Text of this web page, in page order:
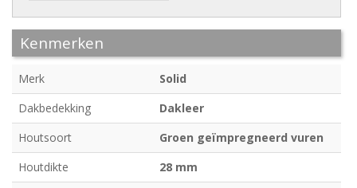
Kenmerken
Merk
Solid
Dakbedekking
Dakleer
Houtsoort
Groen geïmpregneerd vuren
Houtdikte
28 mm